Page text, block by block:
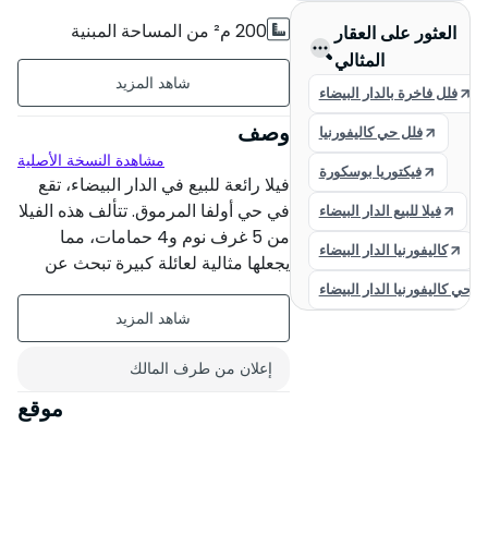
200 م² من المساحة المبنية
عمر البناء : أكثر من 20 سنة
حالة العقار : مقبول
حديقة
المرآب
وصف
مشاهدة النسخة الأصلية
فيلا رائعة للبيع في الدار البيضاء، تقع
في حي أولفا المرموق. تتألف هذه الفيلا
من 5 غرف نوم و4 حمامات، مما
يجعلها مثالية لعائلة كبيرة تبحث عن
مساحة معيشة مريحة وواسعة. العقار
في حالة جيدة ويحتوي على إمكانات
كبيرة لإضافة لمسة شخصية. كما
يستفيد من موقف للسيارات، وهو ميزة
استمتع بموقع رائع، قريب من جميع
إعلان من طرف المالك
موقع
العثور على العقار
المثالي
فلل فاخرة بالدار البيضاء
فلل حي كاليفورنيا
فيكتوريا بوسكورة
فيلا للبيع الدار البيضاء
كاليفورنيا الدار البيضاء
حي كاليفورنيا الدار البيضاء